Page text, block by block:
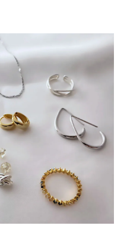
さんご活用ください。
当にありがとうございまし
ー925